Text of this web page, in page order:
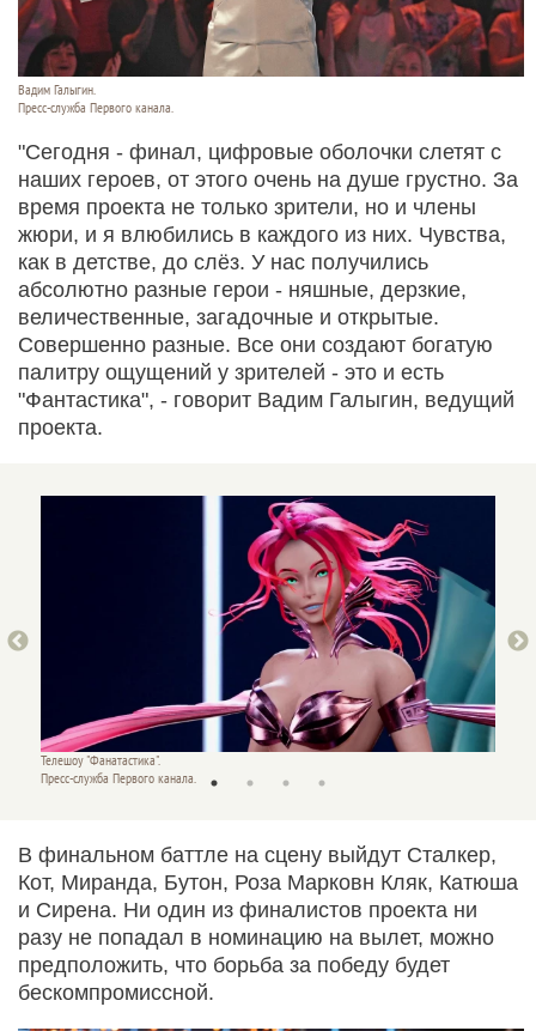
Вадим Галыгин.
Пресс-служба Первого канала.
"Сегодня - финал, цифровые оболочки слетят с
наших героев, от этого очень на душе грустно. За
время проекта не только зрители, но и члены
жюри, и я влюбились в каждого из них. Чувства,
как в детстве, до слёз. У нас получились
абсолютно разные герои - няшные, дерзкие,
величественные, загадочные и открытые.
Совершенно разные. Все они создают богатую
палитру ощущений у зрителей - это и есть
"Фантастика", - говорит Вадим Галыгин, ведущий
проекта.
Телешоу "Фанатастика".
Пресс-служба Первого канала.
В финальном баттле на сцену выйдут Сталкер,
Кот, Миранда, Бутон, Роза Марковн Кляк, Катюша
и Сирена. Ни один из финалистов проекта ни
разу не попадал в номинацию на вылет, можно
предположить, что борьба за победу будет
бескомпромиссной.